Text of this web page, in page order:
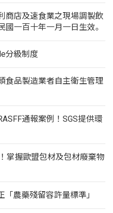
商店及速食業之現場調製飲
一百十年一月一日生效。
分級制度
食品製造業者自主衛生管理
通報案例！SGS提供環
掌握歐盟包材及包材廢棄物
農藥殘留容許量標準」